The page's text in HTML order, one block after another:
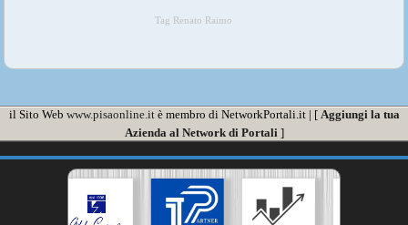
Tag Renato Raimo
il Sito Web www.pisaonline.itè membro di NetworkPortali.it | [ Aggiungi la tua
Azienda al Network di Portali ]